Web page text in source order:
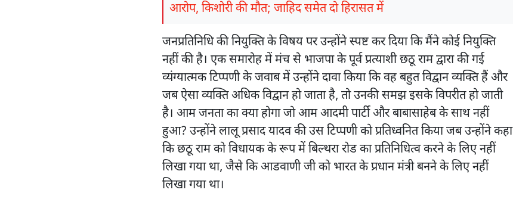
आरोप, किशोरी की मौत; जाहिद समेत दो हिरासत में
जनप्रतिनिधि की नियुक्ति के विषय पर उन्होंने स्पष्ट कर दिया कि मैंने कोई नियुक्ति
नहीं की है। एक समारोह में मंच से भाजपा के पूर्व प्रत्याशी छठू राम द्वारा की गई
व्यंग्यात्मक टिप्पणी के जवाब में उन्होंने दावा किया कि वह बहुत विद्वान व्यक्ति हैं और
जब ऐसा व्यक्ति अधिक विद्वान हो जाता है, तो उनकी समझ इसके विपरीत हो जाती
है। आम जनता का क्या होगा जो आम आदमी पार्टी और बाबासाहेब के साथ नहीं
हुआ? उन्होंने लालू प्रसाद यादव की उस टिप्पणी को प्रतिध्वनित किया जब उन्होंने कहा
कि छठू राम को विधायक के रूप में बिल्थरा रोड का प्रतिनिधित्व करने के लिए नहीं
लिखा गया था, जैसे कि आडवाणी जी को भारत के प्रधान मंत्री बनने के लिए नहीं
लिखा गया था।